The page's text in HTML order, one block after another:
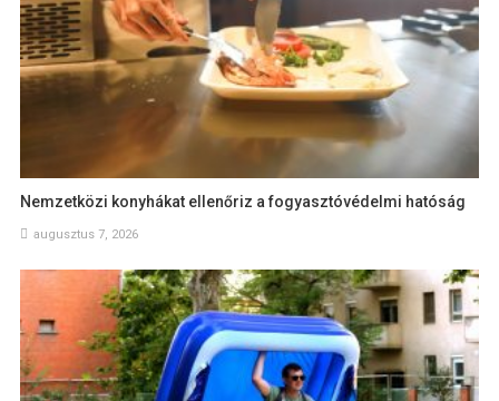
Nemzetközi konyhákat ellenőriz a fogyasztóvédelmi hatóság
augusztus 7, 2026